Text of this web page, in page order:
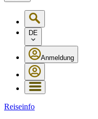
DE
Anmeldung
Reiseinfo